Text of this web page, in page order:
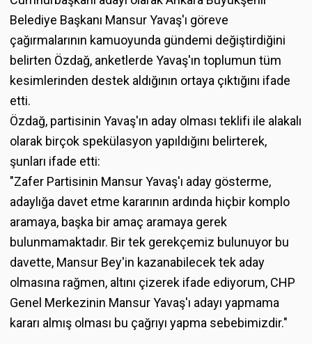
Belediye Başkanı Mansur Yavaş'ı göreve
çağırmalarının kamuoyunda gündemi değiştirdiğini
belirten Özdağ, anketlerde Yavaş'ın toplumun tüm
kesimlerinden destek aldığının ortaya çıktığını ifade
etti.
Özdağ, partisinin Yavaş'ın aday olması teklifi ile alakalı
olarak birçok spekülasyon yapıldığını belirterek,
şunları ifade etti:
"Zafer Partisinin Mansur Yavaş'ı aday gösterme,
adaylığa davet etme kararının ardında hiçbir komplo
aramaya, başka bir amaç aramaya gerek
bulunmamaktadır. Bir tek gerekçemiz bulunuyor bu
davette, Mansur Bey'in kazanabilecek tek aday
olmasına rağmen, altını çizerek ifade ediyorum, CHP
Genel Merkezinin Mansur Yavaş'ı adayı yapmama
kararı almış olması bu çağrıyı yapma sebebimizdir."